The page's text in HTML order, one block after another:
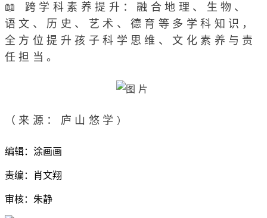
📖 跨学科素养提升：融合地理、生物、
语文、历史、艺术、德育等多学科知识，
全方位提升孩子科学思维、文化素养与责
任担当。
（来源：庐山悠学 ）
编辑：涂画画
责编：肖文翔
审核：朱静